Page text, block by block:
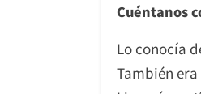
Cuéntanos
Lo conocía
También